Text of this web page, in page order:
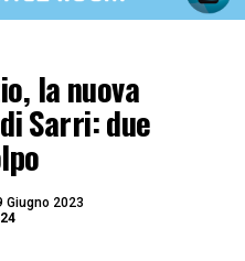
la nuova
Sarri: due
Giugno 2023